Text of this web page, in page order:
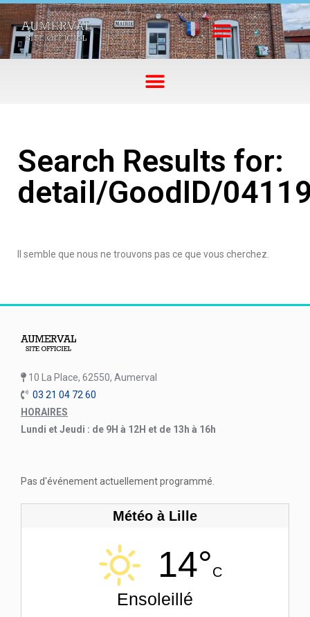
Search Results for:
detail/GoodID/
Il semble que nous ne trouvons pas ce que vous cherchez.
10 La Place, 62550, Aumerval
03 21 04 72 60
HORAIRES
Lundi et Jeudi : de 9H à 12H et de 13h à 16h
Pas d'événement actuellement programmé.
Météo à Lille
14°C
Ensoleillé